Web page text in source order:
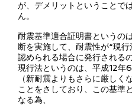
が、デメリットということで
ん。
耐震基準適合証明書というの
断を実施して、耐震性が“現行
認められる場合に発行される
現行法というのは、平成12年
（新耐震よりもさらに厳しく
ことをさしており、この基準
なる為、